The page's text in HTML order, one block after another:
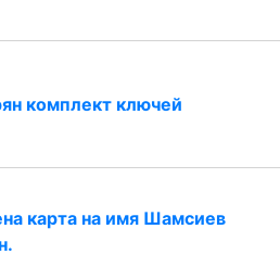
комплект ключей
карта на имя Шамсиев